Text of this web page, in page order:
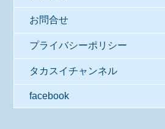
お問合せ
プライバシーポリシー
タカスイチャンネル
facebook